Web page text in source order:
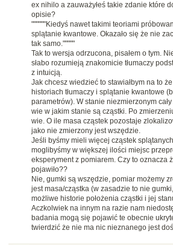
ex nihilo a zauważyłeś takie zdanie które
opisie?
""""""Kiedyś nawet takimi teoriami
splątanie kwantowe. Okazało się że nie
tak samo."""""
Tak to wersja odrzucona, pisałem o tym.
słabo rozumieją znakomicie tłumaczy
z intuicją.
Jak chcesz wiedzieć to stawiałbym na to
historiach tłumaczy i splątanie kwantowe
parametrów). W stanie niezmierzonym
wie w jakim stanie są cząstki. Po
wie. O ile masa cząstek pozostaje
jako nie zmierzony jest wszędzie.
Jeśli byśmy mieli więcej cząstek
moglibyśmy w większej ilości miejsc
eksperyment z pomiarem. Czy to oznacza
pojawiło??
Nie, gumki są wszędzie, pomiar możemy
jest masa/cząstka (w zasadzie to nie
możliwe historie położenia cząstki i jej
Aczkolwiek na innym na razie nam
badania mogą się pojawić te obecnie
twierdzić że nie ma nic nieznanego jest